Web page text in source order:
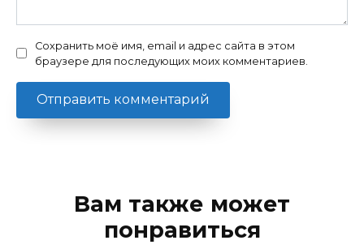
Сохранить моё имя, email и адрес сайта в этом
браузере для последующих моих комментариев.
Вам также может
понравиться